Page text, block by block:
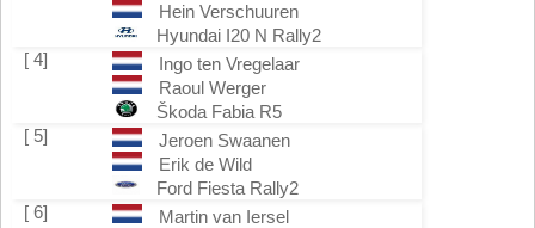
Hein Verschuuren
Hyundai I20 N Rally2
[ 4]
Ingo ten Vregelaar
Raoul Werger
Škoda Fabia R5
[ 5]
Jeroen Swaanen
Erik de Wild
Ford Fiesta Rally2
[ 6]
Martin van Iersel